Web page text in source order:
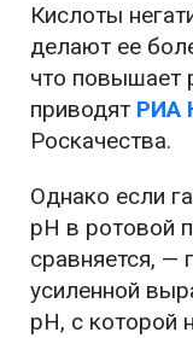
Кислоты
делают ее
что повышает
приводят РИА
Роскачества.
Однако если
рН в ротовой
сравняется, —
усиленной
рН, с которой